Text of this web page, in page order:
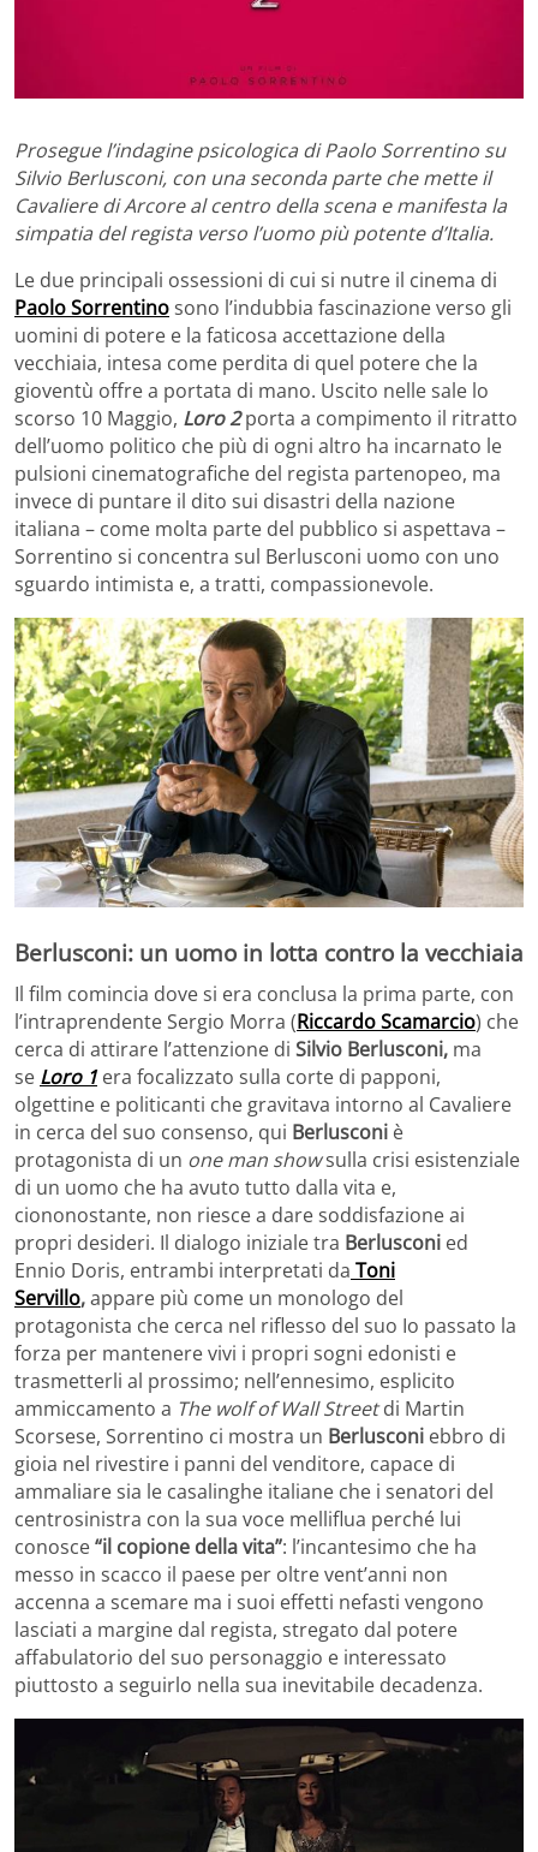
Prosegue l’indagine psicologica di Paolo Sorrentino su
Silvio Berlusconi, con una seconda parte che mette il
Cavaliere di Arcore al centro della scena e manifesta la
simpatia del regista verso l’uomo più potente d’Italia.
Le due principali ossessioni di cui si nutre il cinema di
Paolo Sorrentinosono l’indubbia fascinazione verso gli
uomini di potere e la faticosa accettazione della
vecchiaia, intesa come perdita di quel potere che la
gioventù offre a portata di mano. Uscito nelle sale lo
scorso 10 Maggio, Loro 2porta a compimento il ritratto
dell’uomo politico che più di ogni altro ha incarnato le
pulsioni cinematografiche del regista partenopeo, ma
invece di puntare il dito sui disastri della nazione
italiana – come molta parte del pubblico si aspettava –
Sorrentino si concentra sul Berlusconi uomo con uno
sguardo intimista e, a tratti, compassionevole.
Berlusconi: un uomo in lotta contro la vecchiaia
Il film comincia dove si era conclusa la prima parte, con
l’intraprendente Sergio Morra (Riccardo Scamarcio) che
cerca di attirare l’attenzione di Silvio Berlusconi, ma
se Loro 1 era focalizzato sulla corte di papponi,
olgettine e politicanti che gravitava intorno al Cavaliere
in cerca del suo consenso, qui Berlusconi è
protagonista di un one man showsulla crisi esistenziale
di un uomo che ha avuto tutto dalla vita e,
ciononostante, non riesce a dare soddisfazione ai
propri desideri. Il dialogo iniziale tra Berlusconi ed
Ennio Doris, entrambi interpretati da Toni
Servillo,appare più come un monologo del
protagonista che cerca nel riflesso del suo Io passato la
forza per mantenere vivi i propri sogni edonisti e
trasmetterli al prossimo; nell’ennesimo, esplicito
ammiccamento a The wolf of Wall Streetdi Martin
Scorsese, Sorrentino ci mostra un Berlusconi ebbro di
gioia nel rivestire i panni del venditore, capace di
ammaliare sia le casalinghe italiane che i senatori del
centrosinistra con la sua voce melliflua perché lui
conosce“il copione della vita”: l’incantesimo che ha
messo in scacco il paese per oltre vent’anni non
accenna a scemare ma i suoi effetti nefasti vengono
lasciati a margine dal regista, stregato dal potere
affabulatorio del suo personaggio e interessato
piuttosto a seguirlo nella sua inevitabile decadenza.